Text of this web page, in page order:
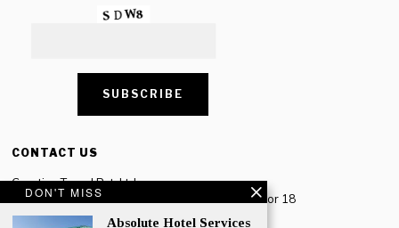
CONTACT US
Creative Travel Pvt. Ltd.
Creative Plaza, 283 Udyog Vihar Phase 2, Sector 18
Gurugram, Haryana – 122016, India
DON'T MISS
Absolute Hotel Services